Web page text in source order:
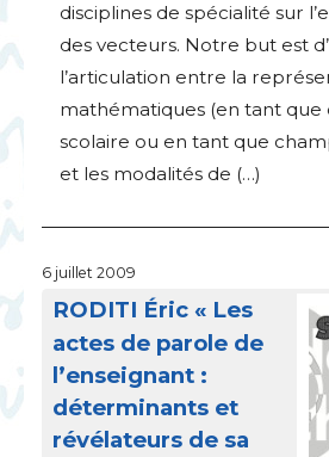
disciplines de spécialité sur
des vecteurs. Notre but est
l’articulation entre la
mathématiques (en tant que
scolaire ou en tant que
et les modalités de (…)
6 juillet 2009
RODITI Éric « Les
actes de parole de
l’enseignant :
déterminants et
révélateurs de sa